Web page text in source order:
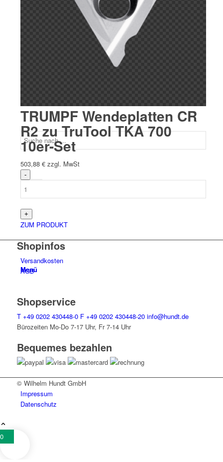
Menü
TRUMPF Wendeplatten CR
R2 zu TruTool TKA 700
10er-Set
503,88 € zzgl. MwSt
ZUM PRODUKT
Shopinfos
Versandkosten
AGB
Shopservice
T +49 0202 430448-0 F +49 0202 430448-20 info@hundt.de
Bürozeiten Mo-Do 7-17 Uhr, Fr 7-14 Uhr
Bequemes bezahlen
© Wilhelm Hundt GmbH
Impressum
Datenschutz
0